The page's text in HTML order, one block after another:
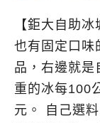
【鉅大自助
也有固定口味
品，右邊就是
重的冰每100
元。 自己選